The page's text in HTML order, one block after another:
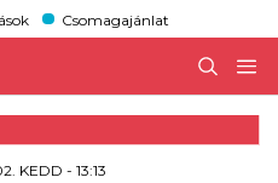
Csomagajánlat
KEDD - 13:13